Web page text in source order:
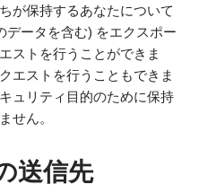
が保持するあなたについて
データを含む) をエクスポー
ストを行うことができま
エストを行うこともできま
ュリティ目的のために保持
せん。
送信先